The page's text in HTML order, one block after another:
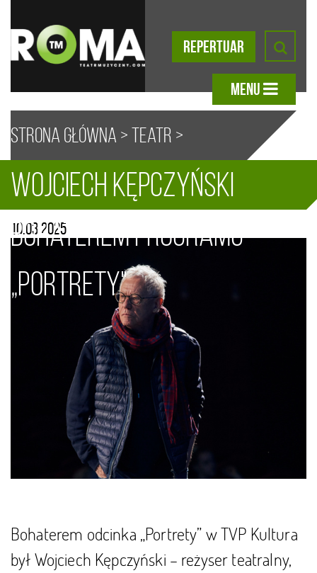
REPERTUAR
MENU
Strona główna >Teatr >
Aktualności> Wojciech
Kępczyński bohaterem programu
„Portrety”
Wojciech Kępczyński
bohaterem programu
„Portrety"
10.03.2025
Bohaterem odcinka „Portrety” wTVP Kultura
był Wojciech Kępczyński – reżyser teatralny,